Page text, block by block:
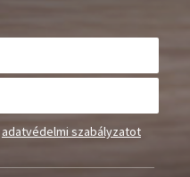
adatvédelmi szabályzatot